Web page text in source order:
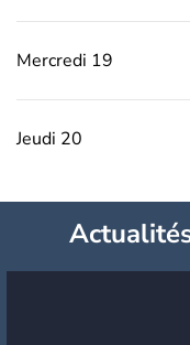
Mercredi 19
Jeudi 20